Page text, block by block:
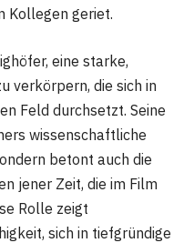
Kollegen geriet.
eine starke,
verkörpern, die sich in
Feld durchsetzt. Seine
wissenschaftliche
betont auch die
jener Zeit, die im Film
Rolle zeigt
sich in tiefgründige